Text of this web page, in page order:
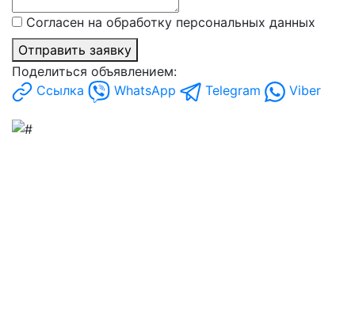
Согласен на обработку персональных данных
Отправить заявку
Поделиться объявлением:
Ссылка
WhatsApp Telegram Viber